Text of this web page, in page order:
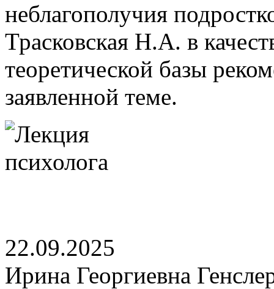
неблагополучия
Трасковская Н.А. в
теоретической базы
заявленной теме.
22.09.2025
Ирина Георгиевна